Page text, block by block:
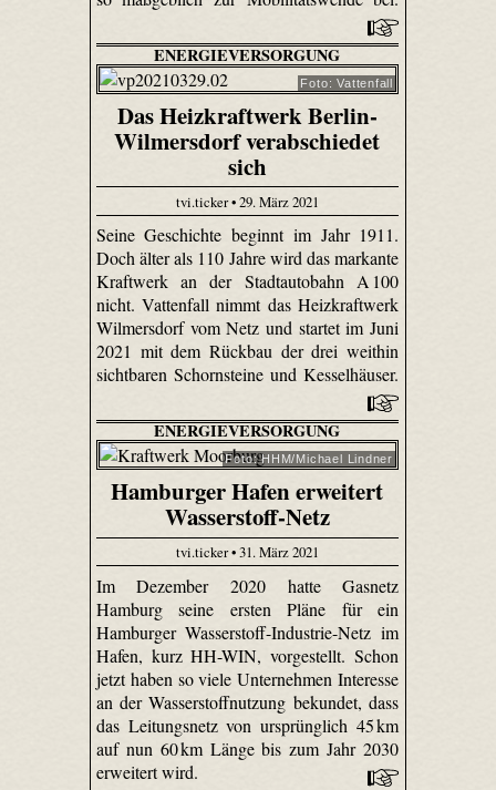
ENERGIEVERSORGUNG
Foto: Vattenfall
Das Heizkraftwerk Berlin-
Wilmersdorf verabschiedet
sich
tvi.ticker • 29. März 2021
Seine Geschichte beginnt im Jahr 1911.
Doch älter als 110 Jahre wird das markante
Kraftwerk an der Stadtautobahn A 100
nicht. Vattenfall nimmt das Heizkraftwerk
Wilmersdorf vom Netz und startet im Juni
2021 mit dem Rückbau der drei weithin
sichtbaren Schornsteine und Kesselhäuser.
ENERGIEVERSORGUNG
Foto: HHM/Michael Lindner
Hamburger Hafen erweitert
Wasserstoff-Netz
tvi.ticker • 31. März 2021
Im Dezember 2020 hatte Gasnetz
Hamburg seine ersten Pläne für ein
Hamburger Wasserstoff-Industrie-Netz im
Hafen, kurz HH-WIN, vorgestellt. Schon
jetzt haben so viele Unternehmen Interesse
an der Wasserstoffnutzung bekundet, dass
das Leitungsnetz von ursprünglich 45 km
auf nun 60 km Länge bis zum Jahr 2030
erweitert wird.